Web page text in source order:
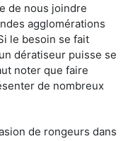
de nous joindre
agglomérations
le besoin se fait
dératiseur puisse se
noter que faire
de nombreux
de rongeurs dans